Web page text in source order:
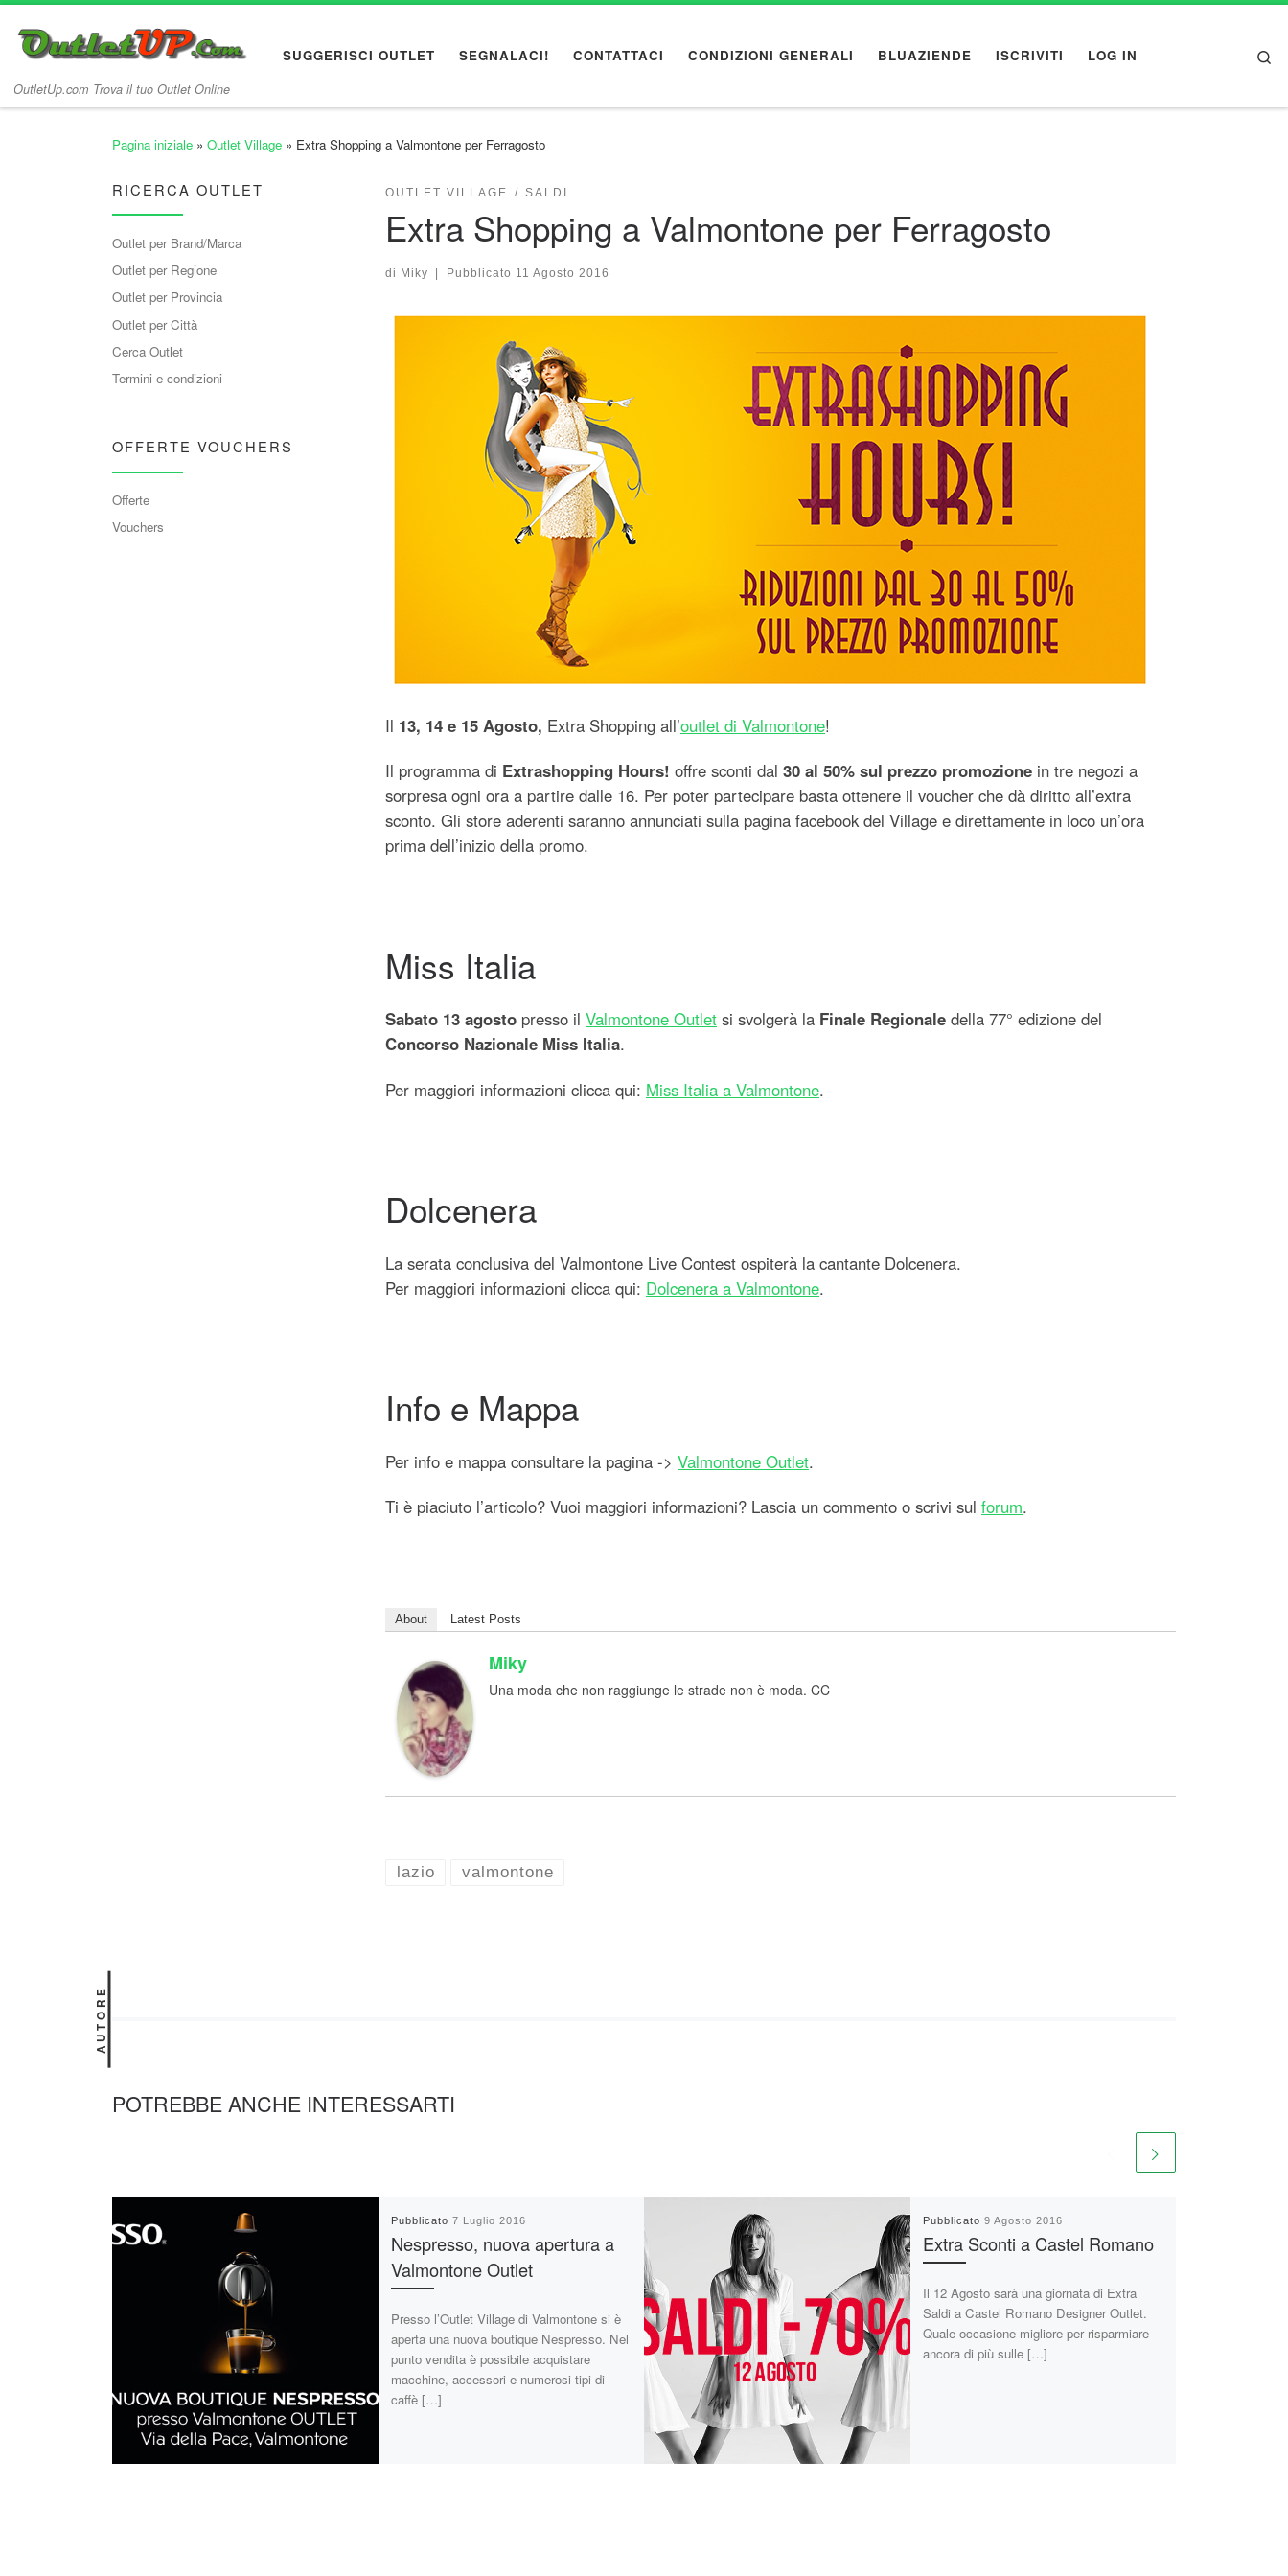
Passa al contenuto
OutletUp.com Trova il tuo Outlet Online
SUGGERISCI OUTLET SEGNALACI! CONTATTACI CONDIZIONI GENERALI BLUAZIENDE ISCRIVITI LOG IN
Pagina iniziale » Outlet Village » Extra Shopping a Valmontone per Ferragosto
OUTLET VILLAGE SALDI
Extra Shopping a Valmontone per Ferragosto
di Miky Pubblicato 11 Agosto 2016
Il 13, 14 e 15 Agosto, Extra Shopping all’outlet di Valmontone!
Il programma di Extrashopping Hours! offre sconti dal 30 al 50% sul prezzo promozione in tre negozi a
sorpresa ogni ora a partire dalle 16. Per poter partecipare basta ottenere il voucher che dà diritto all’extra
sconto. Gli store aderenti saranno annunciati sulla pagina facebook del Village e direttamente in loco un’ora
prima dell’inizio della promo.
Miss Italia
Sabato 13 agosto presso il Valmontone Outlet si svolgerà la Finale Regionale della 77° edizione del
Concorso Nazionale Miss Italia.
Per maggiori informazioni clicca qui: Miss Italia a Valmontone.
Dolcenera
La serata conclusiva del Valmontone Live Contest ospiterà la cantante Dolcenera.
Per maggiori informazioni clicca qui: Dolcenera a Valmontone.
Info e Mappa
Per info e mappa consultare la pagina -> Valmontone Outlet.
Ti è piaciuto l’articolo? Vuoi maggiori informazioni? Lascia un commento o scrivi sul forum.
About Latest Posts
Miky
Una moda che non raggiunge le strade non è moda. CC
lazio valmontone
AUTORE
POTREBBE ANCHE INTERESSARTI
Pubblicato 7 Luglio 2016
Nespresso, nuova apertura a
Valmontone Outlet
Presso l’Outlet Village di Valmontone si è
aperta una nuova boutique Nespresso. Nel
punto vendita è possibile acquistare
macchine, accessori e numerosi tipi di
caffè […]
Pubblicato 9 Agosto 2016
Extra Sconti a Castel Romano
Il 12 Agosto sarà una giornata di Extra
Saldi a Castel Romano Designer Outlet.
Quale occasione migliore per risparmiare
ancora di più sulle […]
RICERCA OUTLET
Outlet per Brand/Marca
Outlet per Regione
Outlet per Provincia
Outlet per Città
Cerca Outlet
Termini e condizioni
OFFERTE VOUCHERS
Offerte
Vouchers